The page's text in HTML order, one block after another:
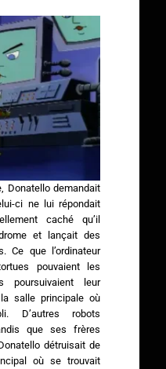
Donatello demandait
ci ne lui répondait
caché qu’il
et lançait des
Ce que l’ordinateur
pouvaient les
poursuivaient leur
salle principale où
D’autres robots
que ses frères
détruisait de
où se trouvait